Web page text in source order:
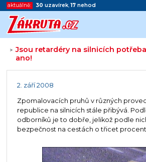
aktuálně: 30 uzavírek,17 nehod
>Jsou retardéry na silnicích
ano!
Začátek reklamy
2. září 2008
Zpomalovacích pruhů v různých
republice na silnicích stále přibývá.
odborníků je to dobře, jelikož podle
bezpečnost na cestách o třicet